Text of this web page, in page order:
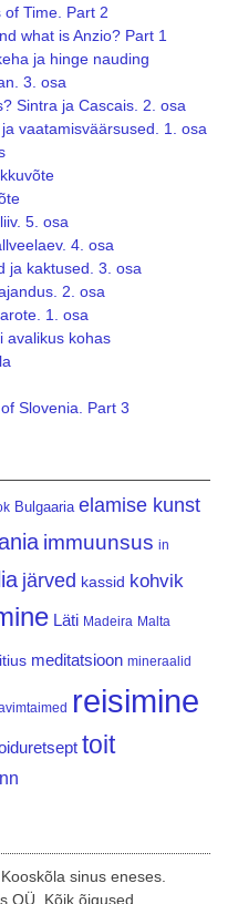
of Time. Part 2
what is Anzio? Part 1
ja hinge nauding
3. osa
Sintra ja Cascais. 2. osa
vaatamisväärsused. 1. osa
5. osa
4. osa
ja kaktused. 3. osa
2. osa
1. osa
avalikus kohas
Slovenia. Part 3
Bulgaaria elamise kunst
immuunsus in
järved kassid kohvik
Läti Madeira Malta
meditatsioon mineraalid
reisimine
toit
sinus eneses.
OÜ. Kõik õigused